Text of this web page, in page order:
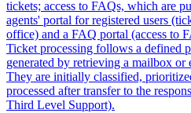
tickets; access to FAQs, which are
agents' portal for registered users
office) and a FAQ portal (access to
Ticket processing follows a defined
generated by retrieving a mailbox or
They are initially classified,
processed after transfer to the
Third Level Support).